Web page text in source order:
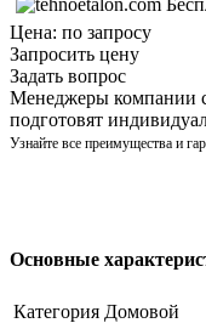
Цена: по запросу
Запросить цену
Задать вопрос
Менеджеры компании
подготовят
Узнайте все преимущества и
Основные
Категория Домовой